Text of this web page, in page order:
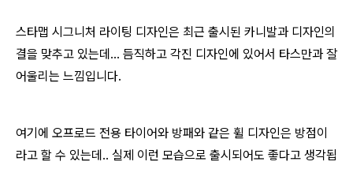
스타맵 시그니처 라이팅 디자인은 최근 출시된 카니발과 디자인의
결을 맞추고 있는데... 듬직하고 각진 디자인에 있어서 타스만과 잘
어울리는 느낌입니다.
여기에 오프로드 전용 타이어와 방패와 같은 휠 디자인은 방점이
라고 할 수 있는데.. 실제 이런 모습으로 출시되어도 좋다고 생각됩